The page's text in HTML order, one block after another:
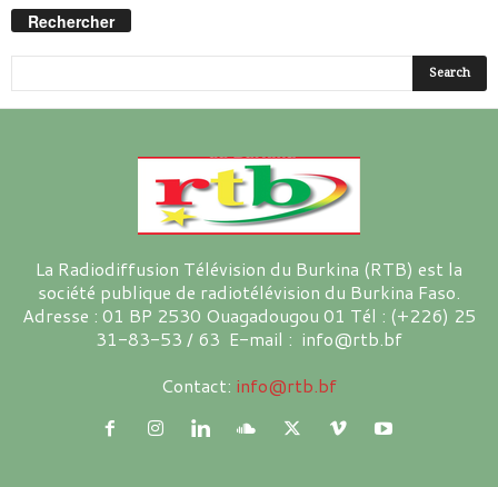
Rechercher
La Radiodiffusion Télévision du Burkina (RTB) est la
société publique de radiotélévision du Burkina Faso.
Adresse : 01 BP 2530 Ouagadougou 01 Tél : (+226) 25
31-83-53 / 63 E-mail : info@rtb.bf
Contact: info@rtb.bf